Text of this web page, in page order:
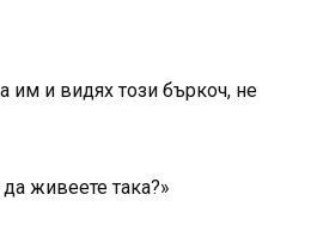
им и видях този бъркоч, не
живеете така?»